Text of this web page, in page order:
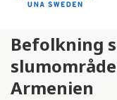
Befolkning
Armenien